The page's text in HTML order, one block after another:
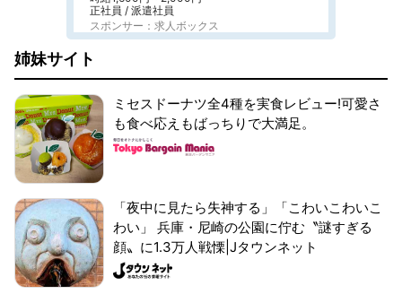
正社員 / 派遣社員
スポンサー：求人ボックス
姉妹サイト
ミセスドーナツ全4種を実食レビュー!可愛さ
も食べ応えもばっちりで大満足。
「夜中に見たら失神する」「こわいこわいこ
わい」 兵庫・尼崎の公園に佇む〝謎すぎる
顔〟に1.3万人戦慄|Jタウンネット